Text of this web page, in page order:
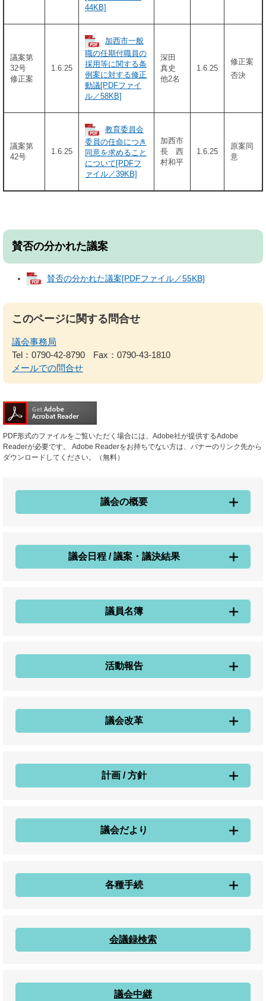
44KB]
議案第
32号
修正案
1.6.25
加西市一般
職の任期付職員の
採用等に関する条
例案に対する修正
動議[PDFファイ
ル／58KB]
深田
真史
他2名
1.6.25
修正案
否決
議案第
42号
1.6.25
教育委員会
委員の任命につき
同意を求めること
について[PDFフ
ァイル／39KB]
加西市
長 西
村和平
1.6.25
原案同
意
賛否の分かれた議案
賛否の分かれた議案[PDFファイル／55KB]
このページに関する問合せ
議会事務局
Tel：0790-42-8790
Fax：0790-43-1810
メールでの問合せ
PDF形式のファイルをご覧いただく場合には、Adobe社が提供するAdobe
Readerが必要です。
Adobe Readerをお持ちでない方は、バナーのリンク先から
ダウンロードしてください。（無料）
議会の概要
議会日程 / 議案・議決結果
議員名簿
活動報告
議会改革
計画 / 方針
議会だより
各種手続
会議録検索
議会中継